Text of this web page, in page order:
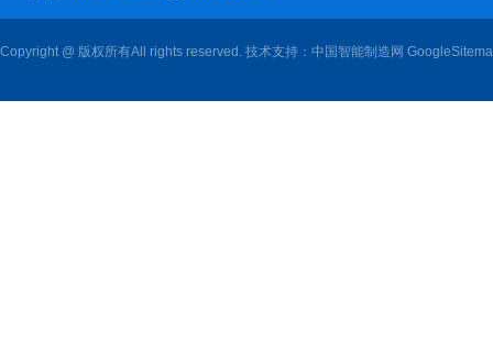
Copyright @ 版权所有All rights reserved. 技术支持： 中国智能制造网